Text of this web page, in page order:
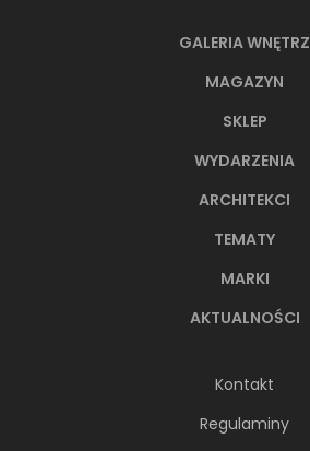
GALERIA WNĘTRZ
MAGAZYN
SKLEP
WYDARZENIA
ARCHITEKCI
TEMATY
MARKI
AKTUALNOŚCI
Kontakt
Regulaminy